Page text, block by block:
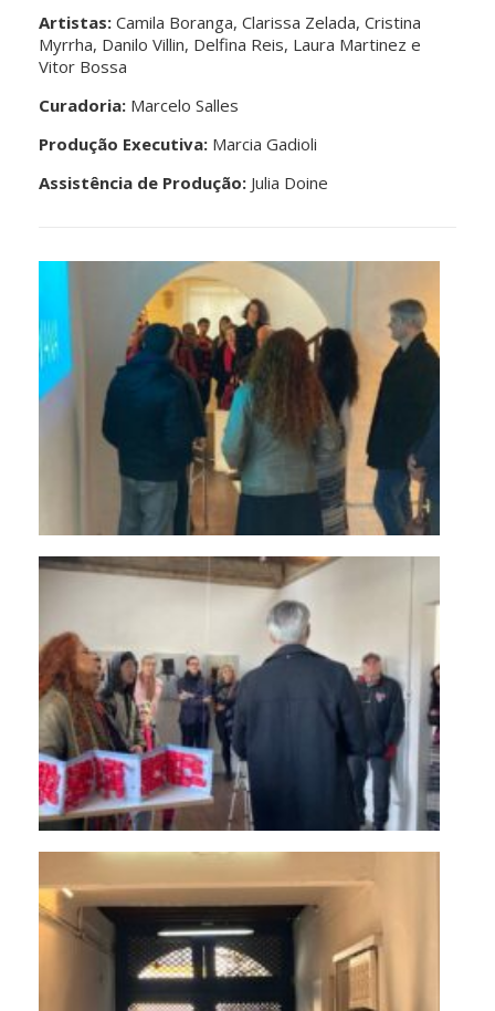
Artistas: Camila Boranga, Clarissa Zelada, Cristina
Myrrha, Danilo Villin, Delfina Reis, Laura Martinez e
Vitor Bossa
Curadoria: Marcelo Salles
Produção Executiva: Marcia Gadioli
Assistência de Produção: Julia Doine